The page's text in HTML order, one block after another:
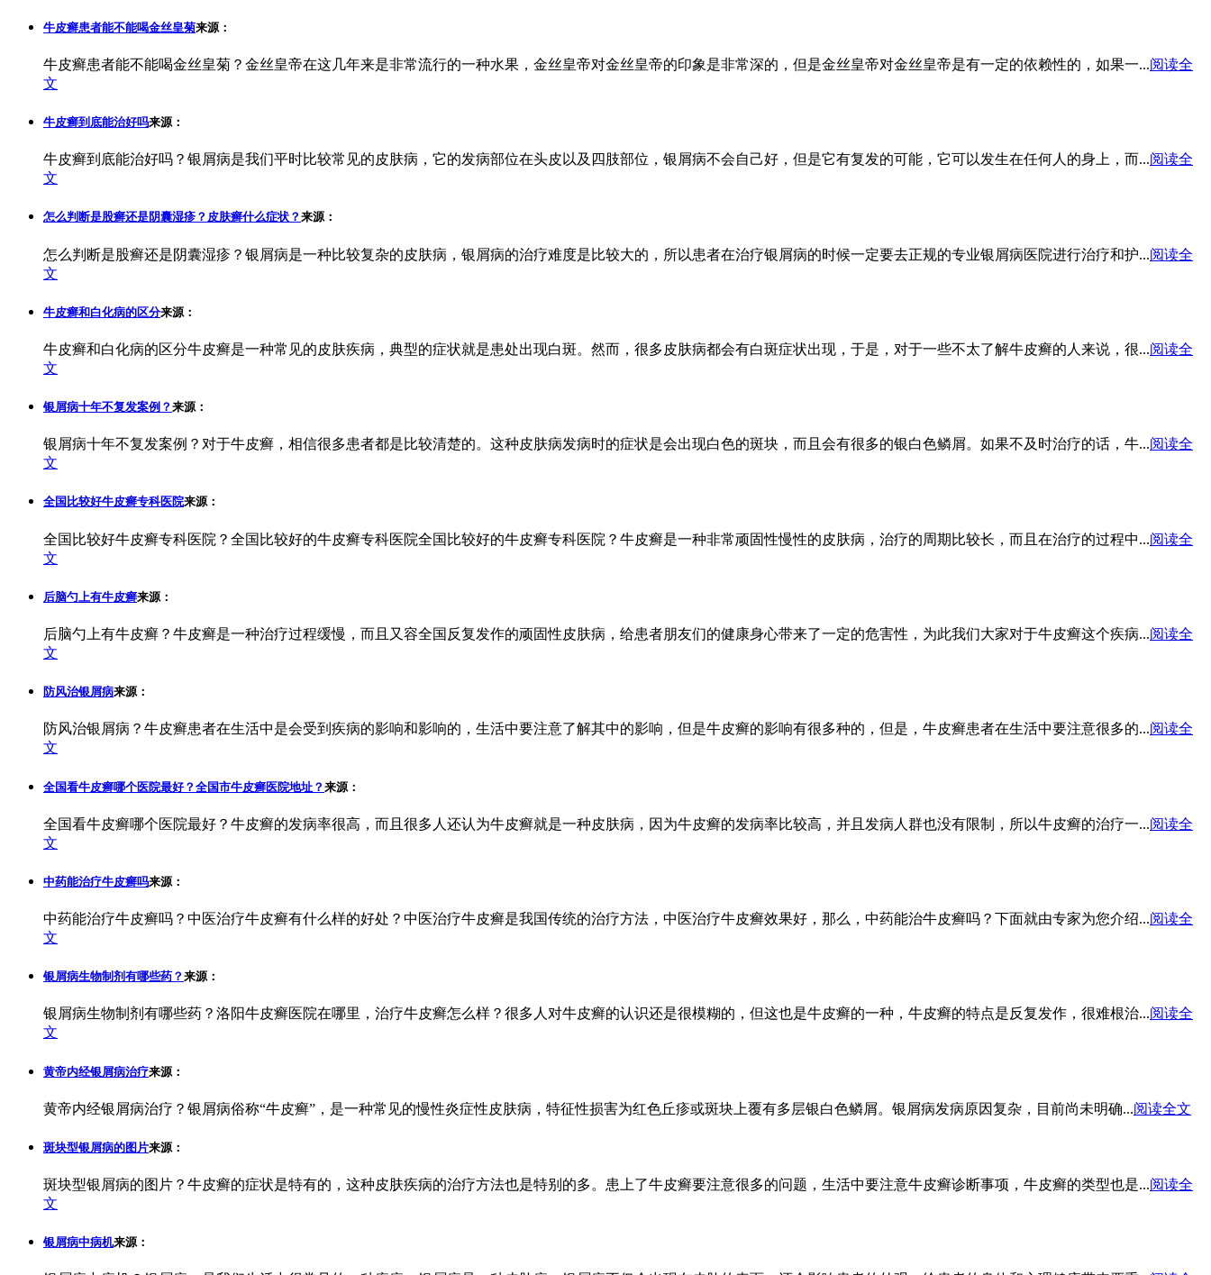
牛皮癣患者能不能喝金丝皇菊来源：
牛皮癣患者能不能喝金丝皇菊？金丝皇帝在这几年来是非常流行的一种水果，金丝皇帝对金丝皇帝的印象是非常深的，但是金丝皇帝对金丝皇帝是有一定的依赖性的，如果一...阅读全
文
牛皮癣到底能治好吗来源：
牛皮癣到底能治好吗？银屑病是我们平时比较常见的皮肤病，它的发病部位在头皮以及四肢部位，银屑病不会自己好，但是它有复发的可能，它可以发生在任何人的身上，而...阅读全
文
怎么判断是股癣还是阴囊湿疹？皮肤癣什么症状？ 来源：
怎么判断是股癣还是阴囊湿疹？银屑病是一种比较复杂的皮肤病，银屑病的治疗难度是比较大的，所以患者在治疗银屑病的时候一定要去正规的专业银屑病医院进行治疗和护...阅读全
文
牛皮癣和白化病的区分来源：
牛皮癣和白化病的区分牛皮癣是一种常见的皮肤疾病，典型的症状就是患处出现白斑。然而，很多皮肤病都会有白斑症状出现，于是，对于一些不太了解牛皮癣的人来说，很...阅读全
文
银屑病十年不复发案例？ 来源：
银屑病十年不复发案例？对于牛皮癣，相信很多患者都是比较清楚的。这种皮肤病发病时的症状是会出现白色的斑块，而且会有很多的银白色鳞屑。如果不及时治疗的话，牛...阅读全
文
全国比较好牛皮癣专科医院来源：
全国比较好牛皮癣专科医院？全国比较好的牛皮癣专科医院全国比较好的牛皮癣专科医院？牛皮癣是一种非常顽固性慢性的皮肤病，治疗的周期比较长，而且在治疗的过程中...阅读全
文
后脑勺上有牛皮癣来源：
后脑勺上有牛皮癣？牛皮癣是一种治疗过程缓慢，而且又容全国反复发作的顽固性皮肤病，给患者朋友们的健康身心带来了一定的危害性，为此我们大家对于牛皮癣这个疾病...阅读全
文
防风治银屑病来源：
防风治银屑病？牛皮癣患者在生活中是会受到疾病的影响和影响的，生活中要注意了解其中的影响，但是牛皮癣的影响有很多种的，但是，牛皮癣患者在生活中要注意很多的...阅读全
文
全国看牛皮癣哪个医院最好？全国市牛皮癣医院地址？ 来源：
全国看牛皮癣哪个医院最好？牛皮癣的发病率很高，而且很多人还认为牛皮癣就是一种皮肤病，因为牛皮癣的发病率比较高，并且发病人群也没有限制，所以牛皮癣的治疗一...阅读全
文
中药能治疗牛皮癣吗来源：
中药能治疗牛皮癣吗？中医治疗牛皮癣有什么样的好处？中医治疗牛皮癣是我国传统的治疗方法，中医治疗牛皮癣效果好，那么，中药能治牛皮癣吗？下面就由专家为您介绍...阅读全
文
银屑病生物制剂有哪些药？ 来源：
银屑病生物制剂有哪些药？洛阳牛皮癣医院在哪里，治疗牛皮癣怎么样？很多人对牛皮癣的认识还是很模糊的，但这也是牛皮癣的一种，牛皮癣的特点是反复发作，很难根治...阅读全
文
黄帝内经银屑病治疗来源：
黄帝内经银屑病治疗？银屑病俗称“牛皮癣”，是一种常见的慢性炎症性皮肤病，特征性损害为红色丘疹或斑块上覆有多层银白色鳞屑。银屑病发病原因复杂，目前尚未明确...阅读全文
斑块型银屑病的图片来源：
斑块型银屑病的图片？牛皮癣的症状是特有的，这种皮肤疾病的治疗方法也是特别的多。患上了牛皮癣要注意很多的问题，生活中要注意牛皮癣诊断事项，牛皮癣的类型也是...阅读全
文
银屑病中病机来源：